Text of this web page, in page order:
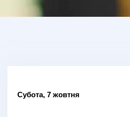
Субота, 7 жовтня